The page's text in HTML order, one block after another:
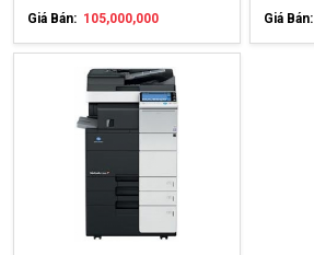
Giá Bán: 105,000,000 Giá Bán: